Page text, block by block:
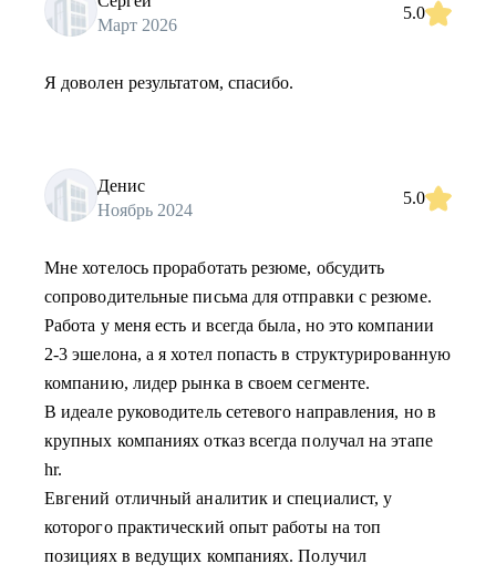
Март 2026
5.0
Я доволен результатом, спасибо.
Денис
Ноябрь 2024
5.0
Мне хотелось проработать резюме, обсудить
сопроводительные письма для отправки с резюме.
Работа у меня есть и всегда была, но это компании
2-3 эшелона, а я хотел попасть в структурированную
компанию, лидер рынка в своем сегменте.
В идеале руководитель сетевого направления, но в
крупных компаниях отказ всегда получал на этапе
hr.
Евгений отличный аналитик и специалист, у
которого практический опыт работы на топ
позициях в ведущих компаниях. Получил